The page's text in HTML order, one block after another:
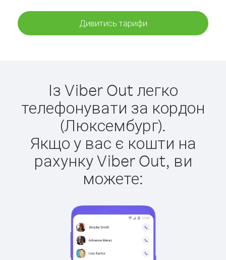
Дивитись тарифи
Із Viber Out легко
телефонувати за кордон
(Люксембург).
Якщо у вас є кошти на
рахунку Viber Out, ви
можете: